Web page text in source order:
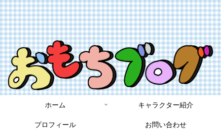
ホーム キャラクター紹介
プロフィール お問い合わせ